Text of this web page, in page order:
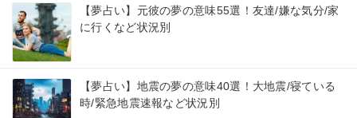
【夢占い】元彼の夢の意味55選！友達/嫌な気分/家
に行くなど状況別
【夢占い】地震の夢の意味40選！大地震/寝ている
時/緊急地震速報など状況別